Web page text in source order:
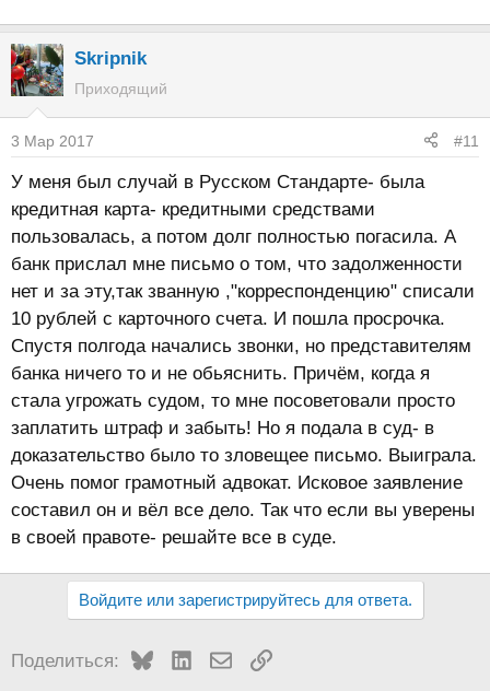
Skripnik
Приходящий
3 Мар 2017 #11
У меня был случай в Русском Стандарте- была
кредитная карта- кредитными средствами
пользовалась, а потом долг полностью погасила. А
банк прислал мне письмо о том, что задолженности
нет и за эту,так званную ,"корреспонденцию" списали
10 рублей с карточного счета. И пошла просрочка.
Спустя полгода начались звонки, но представителям
банка ничего то и не обьяснить. Причём, когда я
стала угрожать судом, то мне посоветовали просто
заплатить штраф и забыть! Но я подала в суд- в
доказательство было то зловещее письмо. Выиграла.
Очень помог грамотный адвокат. Исковое заявление
составил он и вёл все дело. Так что если вы уверены
в своей правоте- решайте все в суде.
Войдите или зарегистрируйтесь для ответа.
Поделиться: BlueskyLinkedInЭлектронная почта
Ссылка